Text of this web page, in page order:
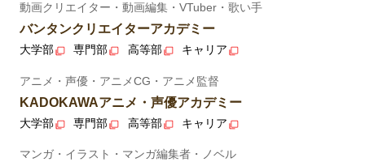
動画クリエイター・動画編集・VTuber・歌い手
バンタンクリエイターアカデミー
大学部 専門部 高等部 キャリア
アニメ・声優・アニメCG・アニメ監督
KADOKAWAアニメ・声優アカデミー
大学部 専門部 高等部 キャリア
マンガ・イラスト・マンガ編集者・ノベル